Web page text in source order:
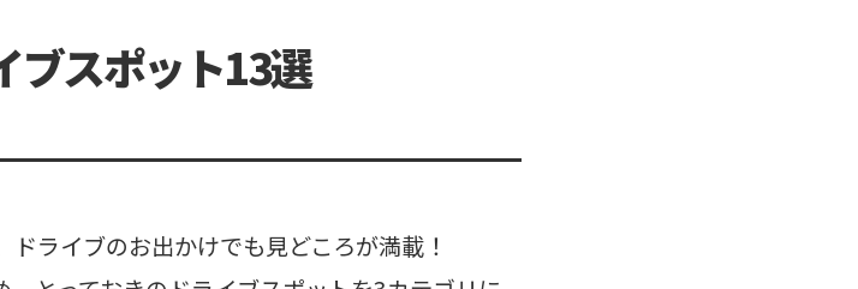
ブスポット13選
ライブのお出かけでも見どころが満載！